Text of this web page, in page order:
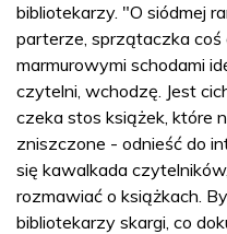
bibliotekarzy. "O siódmej
parterze, sprzątaczka coś
marmurowymi schodami
czytelni, wchodzę. Jest
czeka stos książek, które
zniszczone - odnieść do
się kawalkada
rozmawiać o książkach.
bibliotekarzy skargi, co